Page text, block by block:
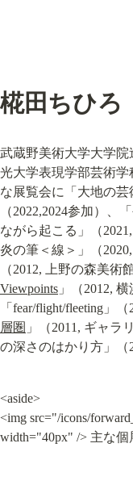
椛田ちひろ
武蔵野美術大学大学
光大学表現学部芸術
な展覧会に「大地の芸
（2022,2024参加）、
ながら起こる」（
炎の筆＜線＞」（
（2012, 上野の森美術
Viewpoints 」（2012,
「fear/flight/fleeting」
層圏 」（2011, ギャラ
の深さのはかり方」（
<aside>
<img src="/icons/
width="40px" /> 主な個